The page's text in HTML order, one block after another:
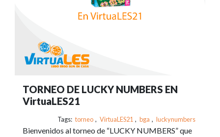
TORNEO DE LUCKY NUMBERS EN
VirtuaLES21
Tags: torneo , VirtuaLES21 , bga , luckynumbers
Bienvenidos al torneo de “LUCKY NUMBERS” que